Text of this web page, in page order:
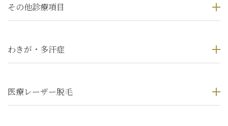
その他診療項目
わきが・多汗症
医療レーザー脱毛